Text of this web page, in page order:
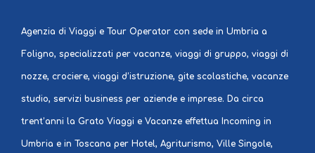
Agenzia di Viaggi e Tour Operator con sede in Umbria a
Foligno, specializzati per vacanze, viaggi di gruppo, viaggi di
nozze, crociere, viaggi d’istruzione, gite scolastiche, vacanze
studio, servizi business per aziende e imprese. Da circa
trent’anni la Grato Viaggi e Vacanze effettua Incoming in
Umbria e in Toscana per Hotel, Agriturismo, Ville Singole,